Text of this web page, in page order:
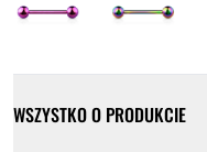
WSZYSTKO O PRODUKCIE